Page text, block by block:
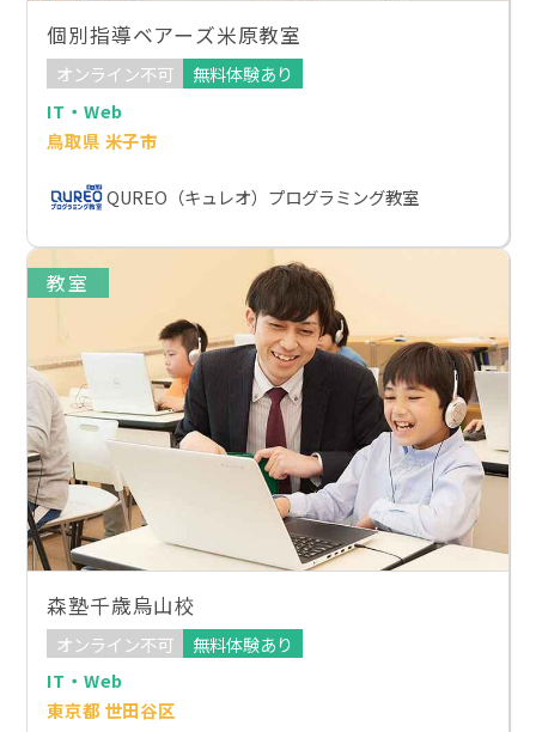
個別指導ベアーズ米原教室
オンライン不可
無料体験あり
IT・Web
鳥取県 米子市
QUREO（キュレオ）プログラミング教室
教室
森塾千歳烏山校
オンライン不可
無料体験あり
IT・Web
東京都 世田谷区